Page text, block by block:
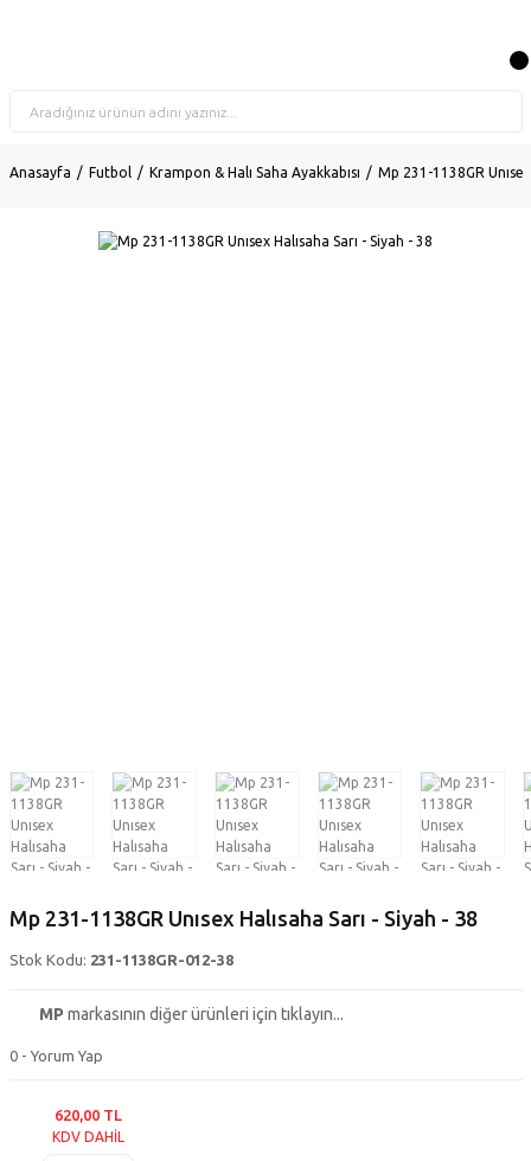
Anasayfa Futbol Krampon & Halı Saha Ayakkabısı Mp 231-1138GR
Mp 231-1138GR Unısex Halısaha Sarı - Siyah - 38
Stok Kodu: 231-1138GR-012-38
MP markasının diğer ürünleri için tıklayın...
0 - Yorum Yap
620,00 TL
KDV DAHİL